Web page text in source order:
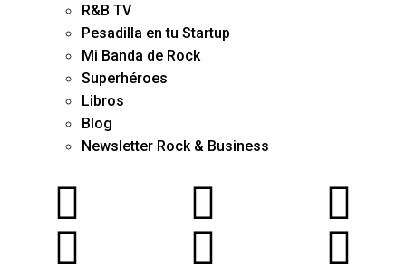
R&B TV
Pesadilla en tu Startup
Mi Banda de Rock
Superhéroes
Libros
Blog
Newsletter Rock & Business